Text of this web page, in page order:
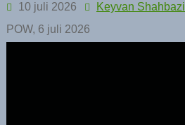
10 juli 2026
Keyvan Shahbazi
POW, 6 juli 2026